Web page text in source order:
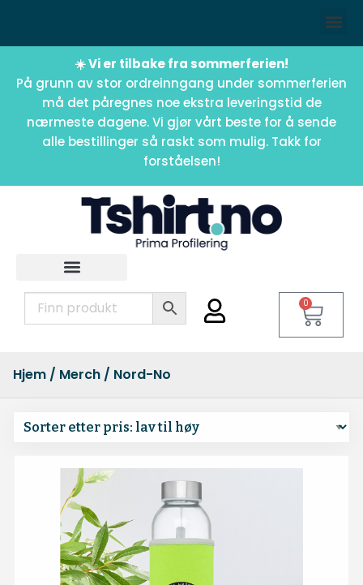
☀️ Vi er tilbake fra sommerferien!
På grunn av stor ordreinngang under sommerferien
må det påregnes noe ekstra leveringstid de
nærmeste dagene. Vi gjør vårt beste for å sende
alle bestillinger så raskt som mulig. Takk for
forståelsen!
0
Hjem / Merch / Nord-Norge Harehundklubb